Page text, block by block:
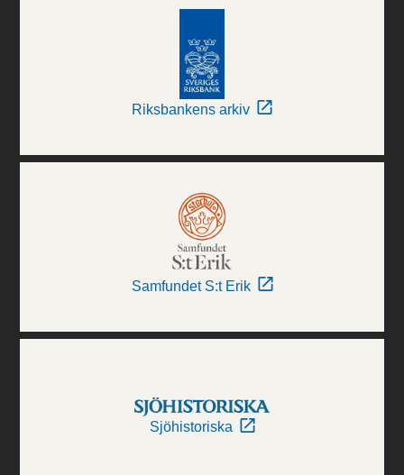
Riksbankens arkiv
Samfundet S:t Erik
Sjöhistoriska